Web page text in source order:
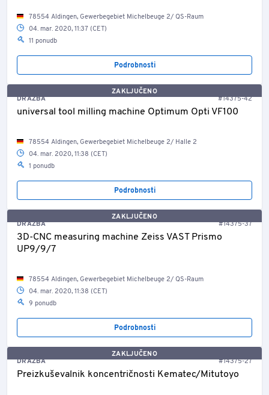
78554 Aldingen, Gewerbegebiet Michelbeuge 2/ QS-Raum
04. mar. 2020, 11:37 (CET)
11 ponudb
Podrobnosti
ZAKLJUČENO
DRAŽBA
#14375-42
universal tool milling machine Optimum Opti VF100
78554 Aldingen, Gewerbegebiet Michelbeuge 2/ Halle 2
04. mar. 2020, 11:38 (CET)
1 ponudb
Podrobnosti
ZAKLJUČENO
DRAŽBA
#14375-37
3D-CNC measuring machine Zeiss VAST Prismo
UP9/9/7
78554 Aldingen, Gewerbegebiet Michelbeuge 2/ QS-Raum
04. mar. 2020, 11:38 (CET)
9 ponudb
Podrobnosti
ZAKLJUČENO
DRAŽBA
#14375-27
Preizkuševalnik koncentričnosti Kematec/Mitutoyo